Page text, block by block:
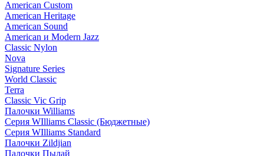
American Custom
American Heritage
American Sound
American и Modern Jazz
Classic Nylon
Nova
Signature Series
World Classic
Terra
Classic Vic Grip
Палочки Williams
Серия WIlliams Classic (Бюджетные)
Серия WIlliams Standard
Палочки Zildjian
Палочки Пылай